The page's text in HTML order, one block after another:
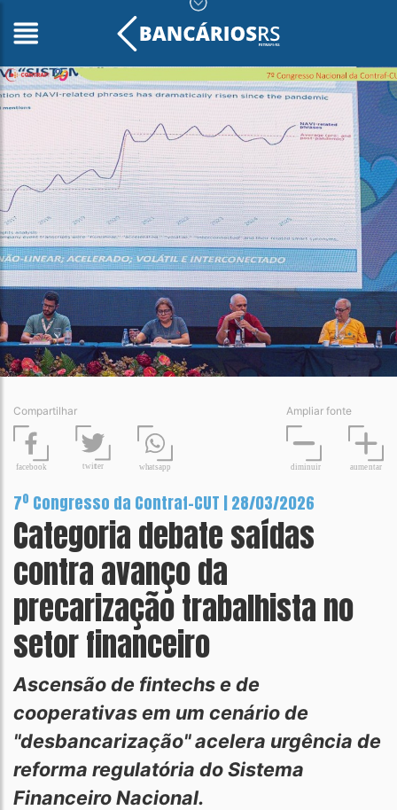
Compartilhar
facebook twitter whatsapp
Ampliar fonte
diminuir aumentar
7º Congresso da Contraf-CUT | 28/03/2026
Categoria debate saídas
contra avanço da
precarização trabalhista no
setor financeiro
Ascensão de fintechs e de
cooperativas em um cenário de
"desbancarização" acelera urgência de
reforma regulatória do Sistema
Financeiro Nacional.